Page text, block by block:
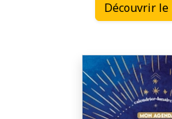
Découvrir